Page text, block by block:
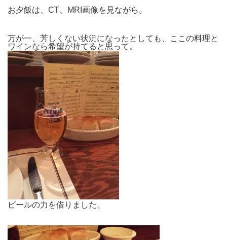
お夕飯は、CT、MRI画像を見ながら。
万が一、芳しくない状況になったとしても、ここの料理と
ワインなら希望が持てると思って。
ビールの力を借りました。